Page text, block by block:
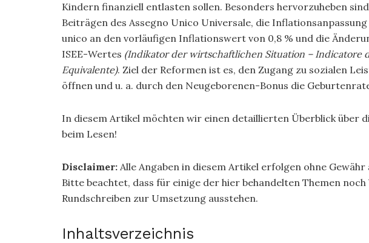
Kindern finanziell entlasten sollen. Besonders hervorzuheben
Beiträgen des Assegno Unico Universale, die
unico an den vorläufigen Inflationswert von 0,8 % und die
ISEE-Wertes (Indikator der wirtschaftlichen Situation – Indicatore
Equivalente). Ziel der Reformen ist es, den Zugang zu sozialen
öffnen und u. a. durch den Neugeborenen-Bonus die
In diesem Artikel möchten wir einen detaillierten Überblick über
beim Lesen!
Disclaimer: Alle Angaben in diesem Artikel erfolgen ohne
Bitte beachtet, dass für einige der hier behandelten Themen
Rundschreiben zur Umsetzung ausstehen.
Inhaltsverzeichnis